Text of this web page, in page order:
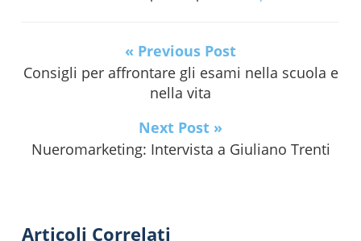
« Previous Post
Consigli per affrontare gli esami nella scuola e
nella vita
Next Post »
Nueromarketing: Intervista a Giuliano Trenti
Articoli Correlati